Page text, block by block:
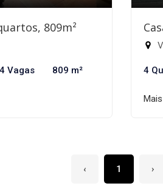
809m²
4 Vagas 809 m² 4
‹ 1 ›